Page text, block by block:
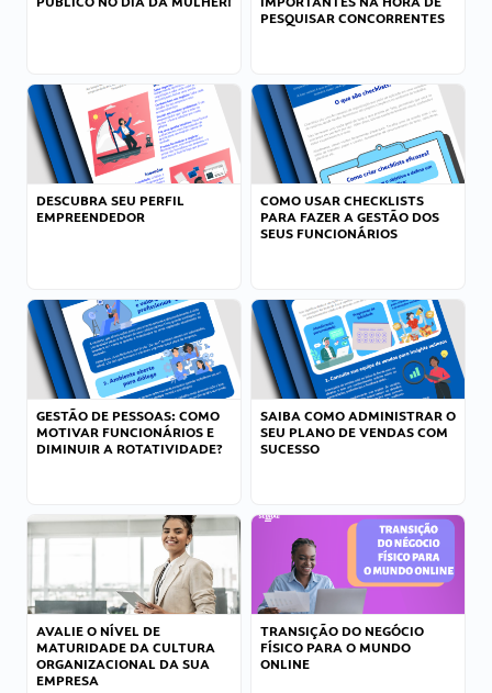
PESQUISAR CONCORRENTES
DESCUBRA SEU PERFIL
EMPREENDEDOR
COMO USAR CHECKLISTS
PARA FAZER A GESTÃO DOS
SEUS FUNCIONÁRIOS
GESTÃO DE PESSOAS: COMO
MOTIVAR FUNCIONÁRIOS E
DIMINUIR A ROTATIVIDADE?
SAIBA COMO ADMINISTRAR O
SEU PLANO DE VENDAS COM
SUCESSO
AVALIE O NÍVEL DE
MATURIDADE DA CULTURA
ORGANIZACIONAL DA SUA
EMPRESA
TRANSIÇÃO DO NEGÓCIO
FÍSICO PARA O MUNDO
ONLINE